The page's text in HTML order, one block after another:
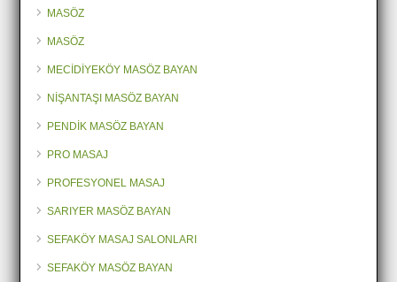
MASÖZ
MASÖZ
MECİDİYEKÖY MASÖZ BAYAN
NİŞANTAŞI MASÖZ BAYAN
PENDİK MASÖZ BAYAN
PRO MASAJ
PROFESYONEL MASAJ
SARIYER MASÖZ BAYAN
SEFAKÖY MASAJ SALONLARI
SEFAKÖY MASÖZ BAYAN